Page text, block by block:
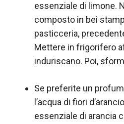
essenziale di limone.
composto in bei
pasticceria,
Mettere in frigorifero
induriscano. Poi,
Se preferite un
l’acqua di fiori
essenziale di arancia